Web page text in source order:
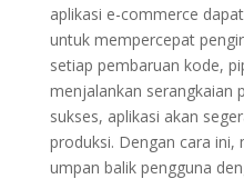
aplikasi e-commerce
untuk mempercepat
setiap pembaruan kode,
menjalankan serangkaian
sukses, aplikasi akan
produksi. Dengan cara
umpan balik pengguna